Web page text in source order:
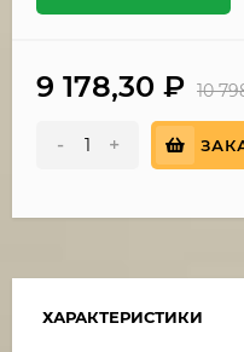
9 178,30 ₽ 10
- +
ХАРАКТЕРИСТИКИ